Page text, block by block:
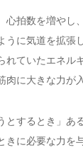
心拍数を増やし
うに気道を拡張
れていたエネル
肉に大きな力が
とするとき」あ
きに必要な力を